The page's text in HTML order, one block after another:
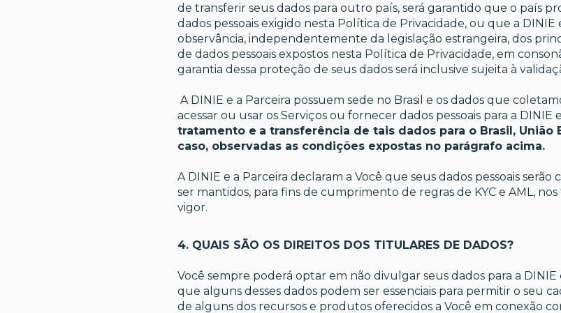
de transferir seus dados para outro país, será garantido que o país
dados pessoais exigido nesta Política de Privacidade, ou que a DINIE
observância, independentemente da legislação estrangeira, dos
de dados pessoais expostos nesta Política de Privacidade, em
garantia dessa proteção de seus dados será inclusive sujeita à
A DINIE e a Parceira possuem sede no Brasil e os dados que
acessar ou usar os Serviços ou fornecer dados pessoais para a DINIE
tratamento e a transferência de tais dados para o Brasil, União
caso, observadas as condições expostas no parágrafo acima.
A DINIE e a Parceira declaram a Você que seus dados pessoais
ser mantidos, para fins de cumprimento de regras de KYC e AML,
vigor.
4. QUAIS SÃO OS DIREITOS DOS TITULARES DE DADOS?
Você sempre poderá optar em não divulgar seus dados para a
que alguns desses dados podem ser essenciais para permitir o seu
de alguns dos recursos e produtos oferecidos a Você em conexão